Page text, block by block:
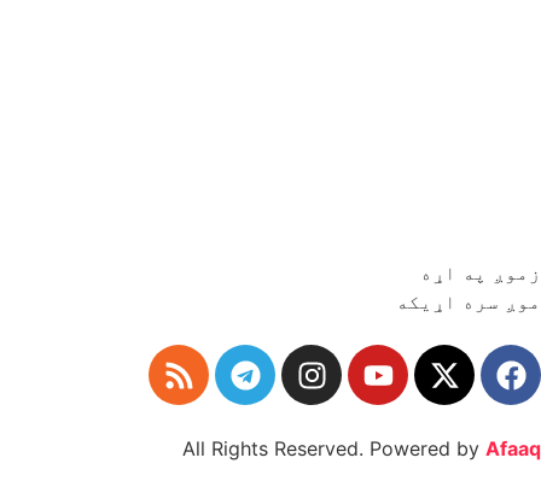
زموږ په اړه
موږ سره اړیکه
All Rights Reserved. Powered by Afaaq